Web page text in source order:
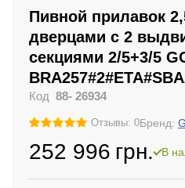
Пивной прилавок
дверцами с 2
секциями 2/5+3/5
Код 88- 26934
Отзывы: 0Бренд:
252 996 грн. В